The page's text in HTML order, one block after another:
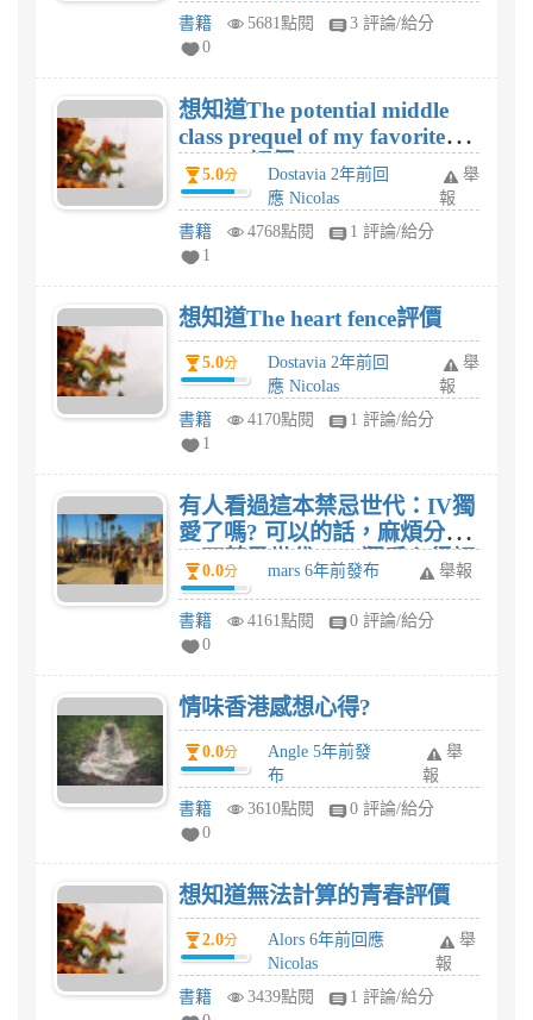
書籍
5681點閱
3 評論/給分
0
想知道The potential middle
class prequel of my favorite
present評價
5.0分
Dostavia 2年前回
應 Nicolas
舉
報
書籍
4768點閱
1 評論/給分
1
想知道The heart fence評價
5.0分
Dostavia 2年前回
應 Nicolas
舉
報
書籍
4170點閱
1 評論/給分
1
有人看過這本禁忌世代：IV獨
愛了嗎? 可以的話，麻煩分享
一下禁忌世代：IV獨愛心得評
價
0.0分 mars 6年前發布 舉報
書籍 4161點閱
0 評論/給分
0
情味香港感想心得?
0.0分
Angle 5年前發
布
舉
報
書籍
3610點閱
0 評論/給分
0
想知道無法計算的青春評價
2.0分
Alors 6年前回應
Nicolas
舉
報
書籍
3439點閱
1 評論/給分